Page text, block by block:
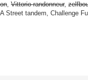
,Vittorio randonneur,
Street tandem, Challenge